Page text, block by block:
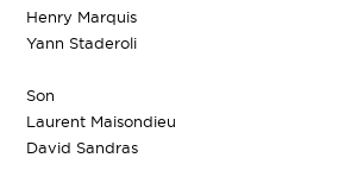
Henry Marquis
Yann Staderoli
Son
Laurent Maisondieu
David Sandras